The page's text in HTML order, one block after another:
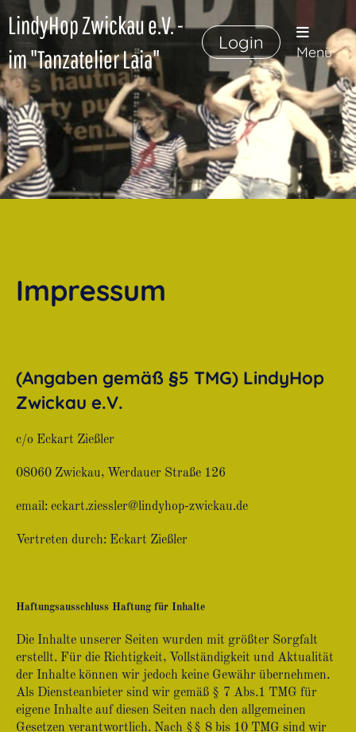
LindyHop Zwickau e.V. -
im "Tanzatelier Laia"
Login Menü
Impressum
(Angaben gemäß §5 TMG) LindyHop
Zwickau e.V.
c/o Eckart Zießler
08060 Zwickau, Werdauer Straße 126
email: eckart.ziessler@lindyhop-zwickau.de
Vertreten durch: Eckart Zießler
Haftungsausschluss Haftung für Inhalte
Die Inhalte unserer Seiten wurden mit größter Sorgfalt
erstellt. Für die Richtigkeit, Vollständigkeit und Aktualität
der Inhalte können wir jedoch keine Gewähr übernehmen.
Als Diensteanbieter sind wir gemäß § 7 Abs.1 TMG für
eigene Inhalte auf diesen Seiten nach den allgemeinen
Gesetzen verantwortlich. Nach §§ 8 bis 10 TMG sind wir